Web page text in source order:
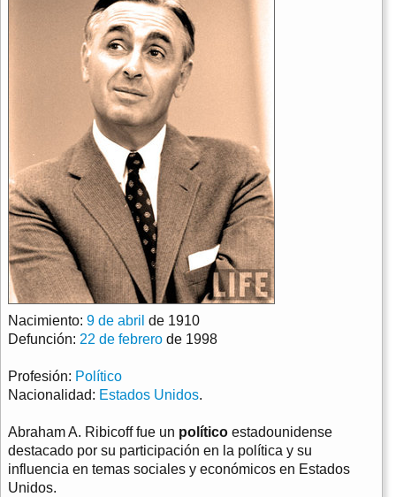
Nacimiento: 9 de abril de 1910
Defunción: 22 de febrero de 1998
Profesión: Político
Nacionalidad: Estados Unidos.
Abraham A. Ribicoff fue un político estadounidense
destacado por su participación en la política y su
influencia en temas sociales y económicos en Estados
Unidos.